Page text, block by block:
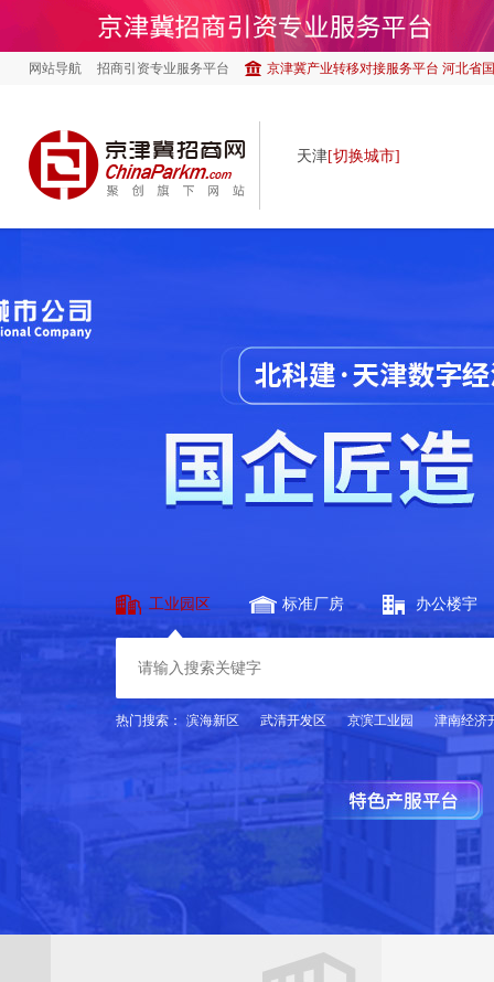
网站导航 招商引资专业服务平台 京津冀产业转移对接服务平台 河北省
天津[切换城市]
工业园区 标准厂房 办公楼宇
热门搜索： 滨海新区 武清开发区 京滨工业园 津南经济